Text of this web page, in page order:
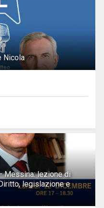
Nicola
Messina: lezione di
legislazione e